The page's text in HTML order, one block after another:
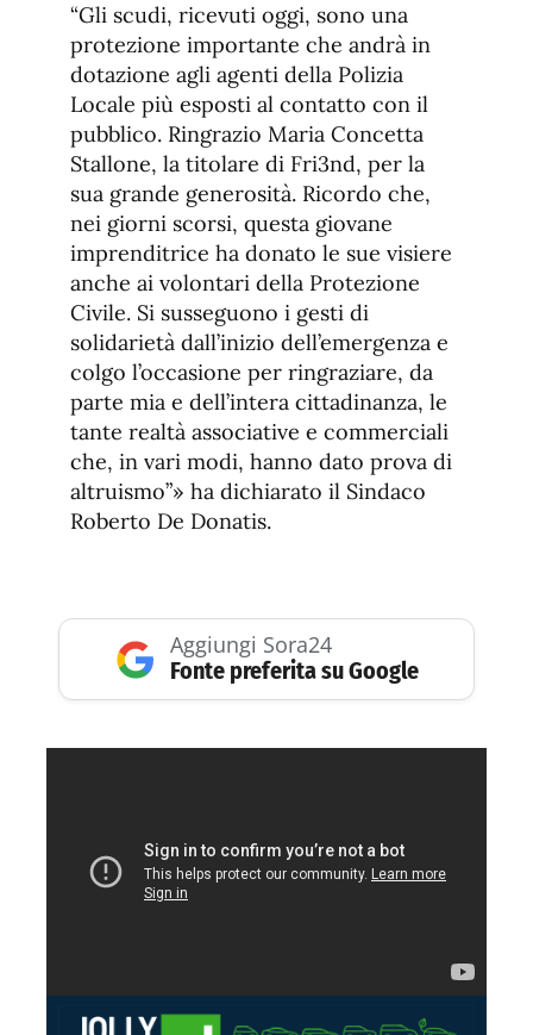
“Gli scudi, ricevuti oggi, sono una
protezione importante che andrà in
dotazione agli agenti della Polizia
Locale più esposti al contatto con il
pubblico. Ringrazio Maria Concetta
Stallone, la titolare di Fri3nd, per la
sua grande generosità. Ricordo che,
nei giorni scorsi, questa giovane
imprenditrice ha donato le sue visiere
anche ai volontari della Protezione
Civile. Si susseguono i gesti di
solidarietà dall’inizio dell’emergenza e
colgo l’occasione per ringraziare, da
parte mia e dell’intera cittadinanza, le
tante realtà associative e commerciali
che, in vari modi, hanno dato prova di
altruismo”» ha dichiarato il Sindaco
Roberto De Donatis.
Aggiungi Sora24
Fonte preferita su Google